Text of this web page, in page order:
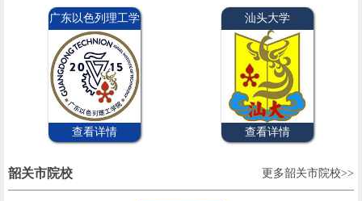
广东以色列理工学
院
查看详情
汕头大学
查看详情
韶关市院校 更多韶关市院校>>